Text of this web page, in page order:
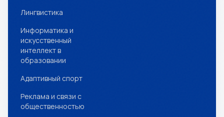
Лингвистика
Информатика и
искусственный
интеллект в
образовании
Адаптивный спорт
Реклама и связи с
общественностью